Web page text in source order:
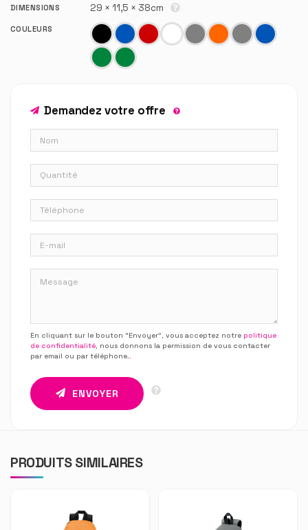
DIMENSIONS 29 × 11,5 × 38cm
COULEURS
Demandez votre offre
En cliquant sur le bouton “Envoyer”, vous acceptez notre politique
de confidentialité, nous donnons la permission de vous contacter
par email ou par téléphone..
ENVOYER
PRODUITS SIMILAIRES